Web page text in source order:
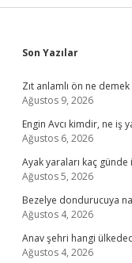
Sidebar
Son Yazılar
Zıt anlamlı ön ne demek
Ağustos 9, 2026
Engin Avcı kimdir, ne iş
Ağustos 6, 2026
Ayak yaraları kaç günde
Ağustos 5, 2026
Bezelye dondurucuya
Ağustos 4, 2026
Anav şehri hangi
Ağustos 4, 2026